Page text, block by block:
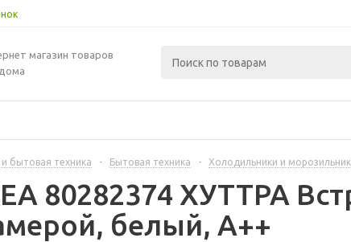
магазин товаров
и бытовая техника - Бытовая техника - Холодильники и
80282374 ХУТТРА
белый, A++